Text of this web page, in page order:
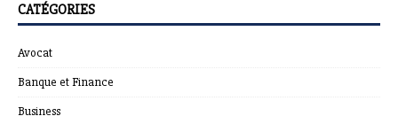
CATÉGORIES
Avocat
Banque et Finance
Business